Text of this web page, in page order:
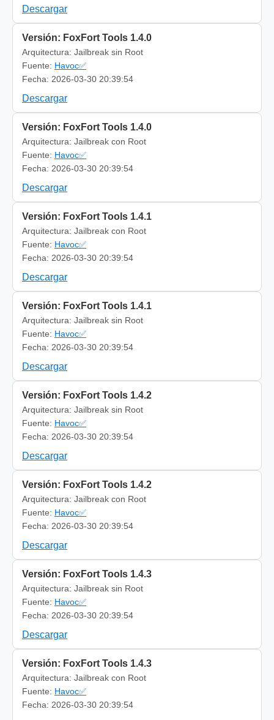
Descargar
Versión: FoxFort Tools 1.4.0
Arquitectura: Jailbreak sin Root
Fuente: Havoc✅
Fecha: 2026-03-30 20:39:54
Descargar
Versión: FoxFort Tools 1.4.0
Arquitectura: Jailbreak con Root
Fuente: Havoc✅
Fecha: 2026-03-30 20:39:54
Descargar
Versión: FoxFort Tools 1.4.1
Arquitectura: Jailbreak con Root
Fuente: Havoc✅
Fecha: 2026-03-30 20:39:54
Descargar
Versión: FoxFort Tools 1.4.1
Arquitectura: Jailbreak sin Root
Fuente: Havoc✅
Fecha: 2026-03-30 20:39:54
Descargar
Versión: FoxFort Tools 1.4.2
Arquitectura: Jailbreak sin Root
Fuente: Havoc✅
Fecha: 2026-03-30 20:39:54
Descargar
Versión: FoxFort Tools 1.4.2
Arquitectura: Jailbreak con Root
Fuente: Havoc✅
Fecha: 2026-03-30 20:39:54
Descargar
Versión: FoxFort Tools 1.4.3
Arquitectura: Jailbreak sin Root
Fuente: Havoc✅
Fecha: 2026-03-30 20:39:54
Descargar
Versión: FoxFort Tools 1.4.3
Arquitectura: Jailbreak con Root
Fuente: Havoc✅
Fecha: 2026-03-30 20:39:54